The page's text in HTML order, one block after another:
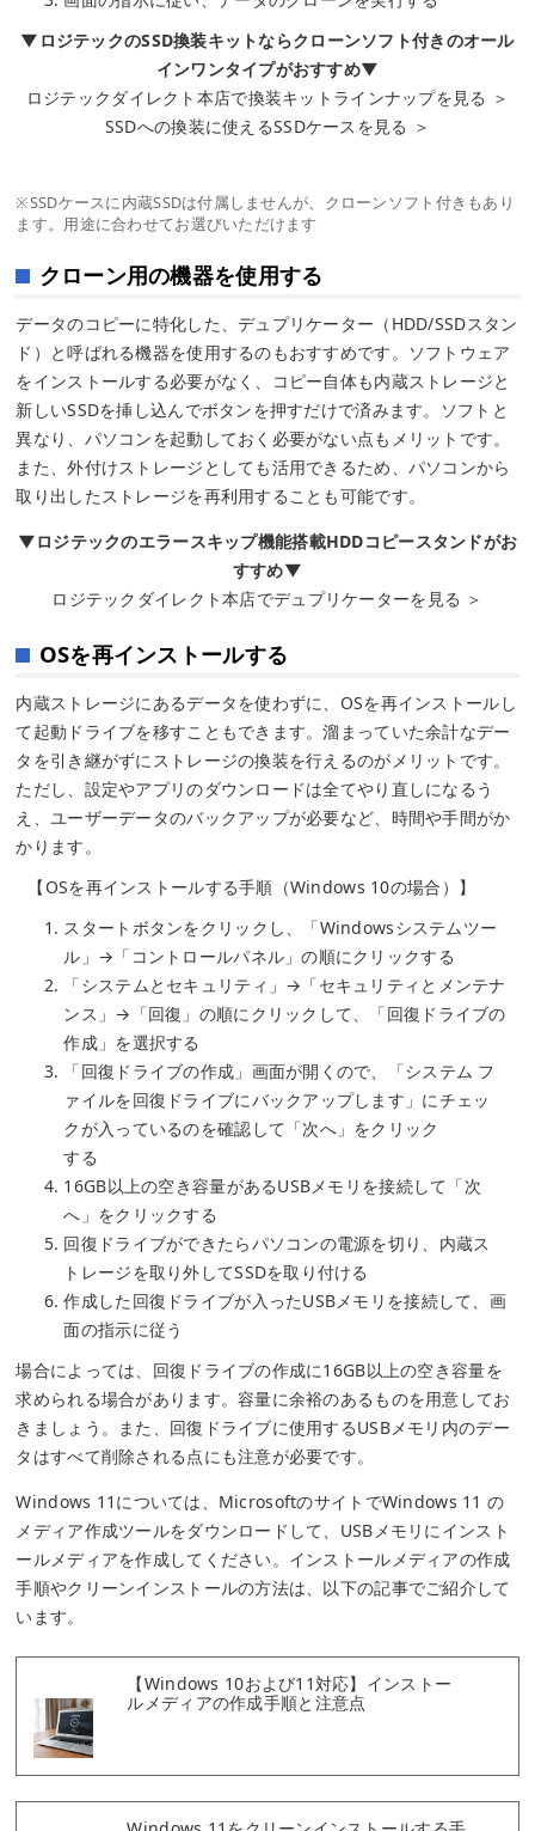
▼ロジテックのSSD換装キットならクローンソフト付きのオール
インワンタイプがおすすめ▼
ロジテックダイレクト本店で換装キットラインナップを見る ＞
SSDへの換装に使えるSSDケースを見る ＞
※SSDケースに内蔵SSDは付属しませんが、クローンソフト付きもあり
ます。用途に合わせてお選びいただけます
クローン用の機器を使用する
データのコピーに特化した、デュプリケーター（HDD/SSDスタン
ド）と呼ばれる機器を使用するのもおすすめです。ソフトウェア
をインストールする必要がなく、コピー自体も内蔵ストレージと
新しいSSDを挿し込んでボタンを押すだけで済みます。ソフトと
異なり、パソコンを起動しておく必要がない点もメリットです。
また、外付けストレージとしても活用できるため、パソコンから
取り出したストレージを再利用することも可能です。
▼ロジテックのエラースキップ機能搭載HDDコピースタンドがお
すすめ▼
ロジテックダイレクト本店でデュプリケーターを見る ＞
OSを再インストールする
内蔵ストレージにあるデータを使わずに、OSを再インストールし
て起動ドライブを移すこともできます。溜まっていた余計なデー
タを引き継がずにストレージの換装を行えるのがメリットです。
ただし、設定やアプリのダウンロードは全てやり直しになるう
え、ユーザーデータのバックアップが必要など、時間や手間がか
かります。
【OSを再インストールする手順（Windows 10の場合）】
スタートボタンをクリックし、「Windowsシステムツー
ル」→「コントロールパネル」の順にクリックする
「システムとセキュリティ」→「セキュリティとメンテナ
ンス」→「回復」の順にクリックして、「回復ドライブの
作成」を選択する
「回復ドライブの作成」画面が開くので、「システム フ
ァイルを回復ドライブにバックアップします」にチェッ
クが入っているのを確認して「次へ」をクリック
する
16GB以上の空き容量があるUSBメモリを接続して「次
へ」をクリックする
回復ドライブができたらパソコンの電源を切り、内蔵ス
トレージを取り外してSSDを取り付ける
作成した回復ドライブが入ったUSBメモリを接続して、画
面の指示に従う
場合によっては、回復ドライブの作成に16GB以上の空き容量を
求められる場合があります。容量に余裕のあるものを用意してお
きましょう。また、回復ドライブに使用するUSBメモリ内のデー
タはすべて削除される点にも注意が必要です。
Windows 11については、MicrosoftのサイトでWindows 11 の
メディア作成ツールをダウンロードして、USBメモリにインスト
ールメディアを作成してください。インストールメディアの作成
手順やクリーンインストールの方法は、以下の記事でご紹介して
います。
【Windows 10および11対応】インストー
ルメディアの作成手順と注意点